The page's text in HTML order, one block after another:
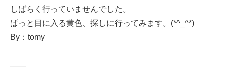
しばらく行っていませんでした。
ぱっと目に入る黄色、探しに行ってみます。(*^_^*)
By：tomy
——